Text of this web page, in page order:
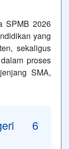
SPMB 2026
yang
sekaligus
proses
SMA,
6